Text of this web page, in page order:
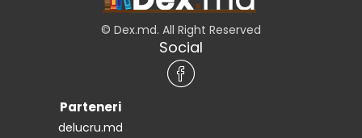
© Dex.md. All Right Reserved
Social
Parteneri
delucru.md